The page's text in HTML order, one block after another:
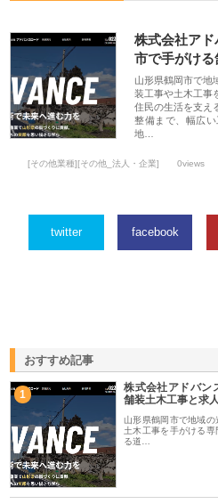
株式会社ア
市で手がけ
山形県鶴岡市で地
装工事や土木工事
住民の生活を支え
整備まで、幅広い
地…
[その他業種][その他_法人・企業] 0views
twitter facebook
おすすめ記事
1
株式会社アドバン
舗装土木工事と求
山形県鶴岡市で地域
土木工事を手がける
る道…